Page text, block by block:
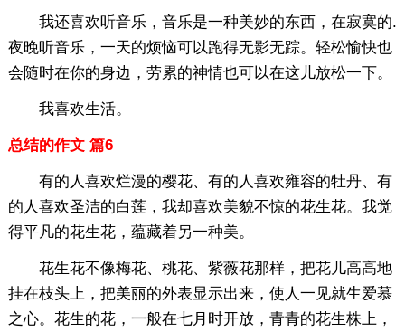
我还喜欢听音乐，音乐是一种美妙的东西，在寂寞的.
夜晚听音乐，一天的烦恼可以跑得无影无踪。轻松愉快也
会随时在你的身边，劳累的神情也可以在这儿放松一下。
我喜欢生活。
总结的作文 篇6
有的人喜欢烂漫的樱花、有的人喜欢雍容的牡丹、有
的人喜欢圣洁的白莲，我却喜欢美貌不惊的花生花。我觉
得平凡的花生花，蕴藏着另一种美。
花生花不像梅花、桃花、紫薇花那样，把花儿高高地
挂在枝头上，把美丽的外表显示出来，使人一见就生爱慕
之心。花生的花，一般在七月时开放，青青的花生株上，